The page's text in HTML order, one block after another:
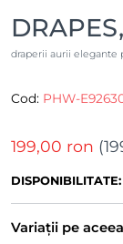
draperii aurii elegante
Cod: PHW-
199,00 ron (
DISPONIBILITATE:
Variații pe